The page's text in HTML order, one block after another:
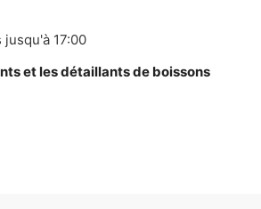
17:00
et les détaillants de boissons